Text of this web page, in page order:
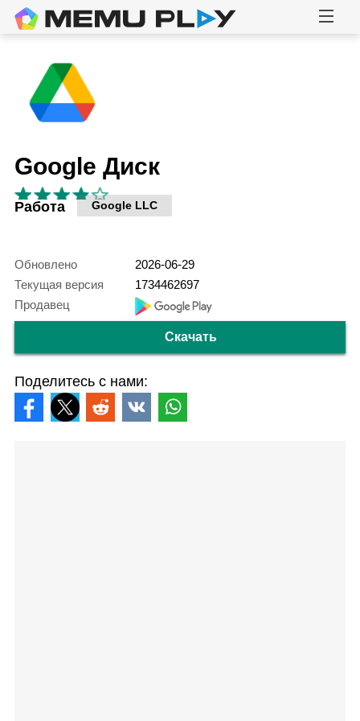
Google Диск
Работа Google LLC
Обновлено
2026-06-29
Текущая версия
1734462697
Продавец
Скачать
Поделитесь с нами: